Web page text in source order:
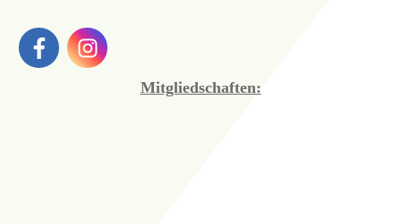
Mitgliedschaften: